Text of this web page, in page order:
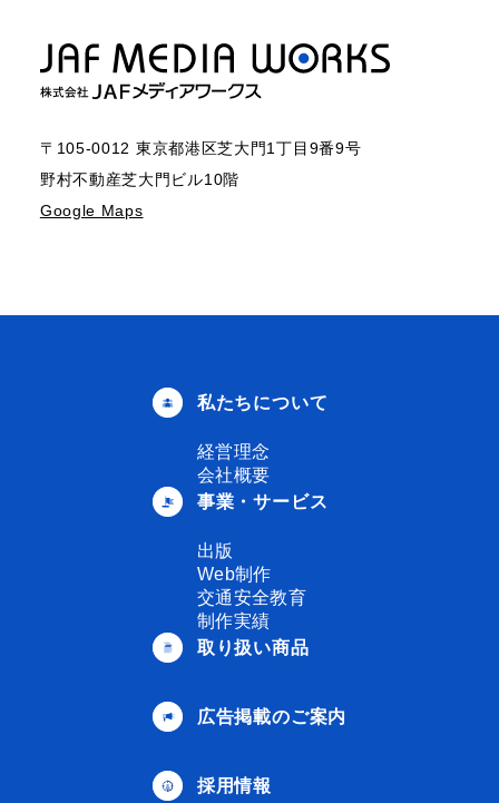
〒105-0012 東京都港区芝大門1丁目9番9号
野村不動産芝大門ビル10階
Google Maps
私たちについて
経営理念
会社概要
事業・サービス
出版
Web制作
交通安全教育
制作実績
取り扱い商品
広告掲載のご案内
採用情報